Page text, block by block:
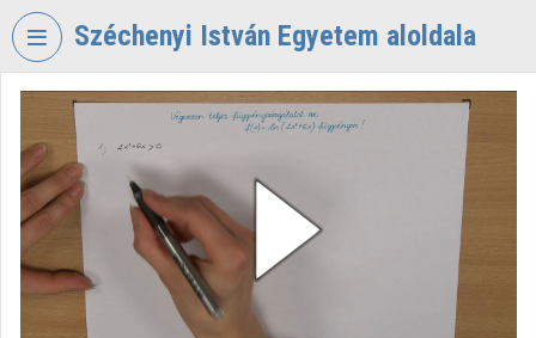
Fejléc kihagyása
Széchenyi István Egyetem aloldala
VIDEOTORIUM
SZÉCHENYI
ISTVÁN
EGYETEM
Intézményi kezdőlap
Bejelentkezés